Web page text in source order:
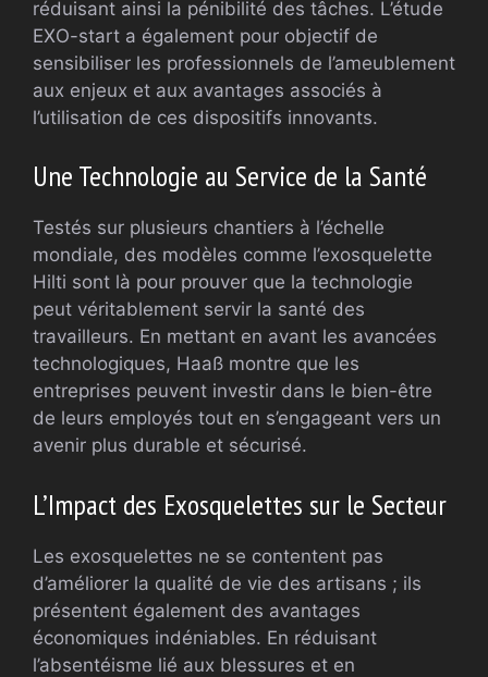
réduisant ainsi la pénibilité des tâches. L’étude
EXO-start a également pour objectif de
sensibiliser les professionnels de l’ameublement
aux enjeux et aux avantages associés à
l’utilisation de ces dispositifs innovants.
Une Technologie au Service de la Santé
Testés sur plusieurs chantiers à l’échelle
mondiale, des modèles comme l’exosquelette
Hilti sont là pour prouver que la technologie
peut véritablement servir la santé des
travailleurs. En mettant en avant les avancées
technologiques, Haaß montre que les
entreprises peuvent investir dans le bien-être
de leurs employés tout en s’engageant vers un
avenir plus durable et sécurisé.
L’Impact des Exosquelettes sur le Secteur
Les exosquelettes ne se contentent pas
d’améliorer la qualité de vie des artisans ; ils
présentent également des avantages
économiques indéniables. En réduisant
l’absentéisme lié aux blessures et en